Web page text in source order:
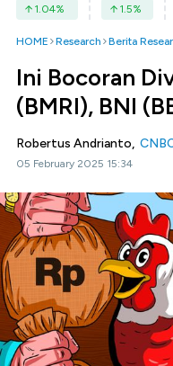
1.04% 1.5%
HOME Research Berita
Ini Bocoran
(BMRI), BNI
Robertus Andrianto,
05 February 2025 15:34